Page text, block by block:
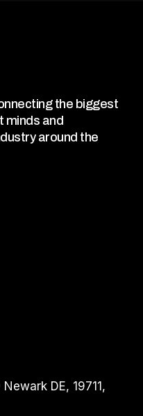
the biggest
minds and
around the
DE, 19711,